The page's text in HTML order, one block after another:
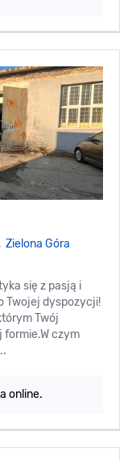
Zielona Góra
się z pasją i
Twojej dyspozycji!
Twój
formie.W czym
online.